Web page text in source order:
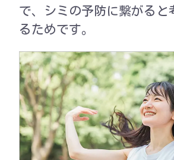
で、シミの予防に繋がると
るためです。